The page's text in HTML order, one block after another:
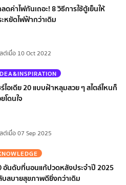
ดค่าไฟกันเถอะ! 8 วิธีการใช้ตู้เย็นให้
หยัดไฟฟ้ากว่าเดิม
ต์เมื่อ 10 Oct 2022
ไอเดีย 20 แบบฝ้าหลุมสวย ๆ สไตล์ไหนก็
โดนใจ
ต์เมื่อ 07 Sep 2025
อันดับที่นอนแก้ปวดหลังประจำปี 2025
บสบายสุขภาพดียิ่งกว่าเดิม